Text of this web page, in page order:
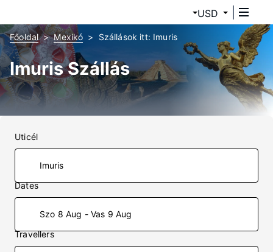
USD
Főoldal Mexikó Szállások itt: Imuris
Imuris Szállás
Uticél
Dates
Szo 8 Aug - Vas 9 Aug
Travellers